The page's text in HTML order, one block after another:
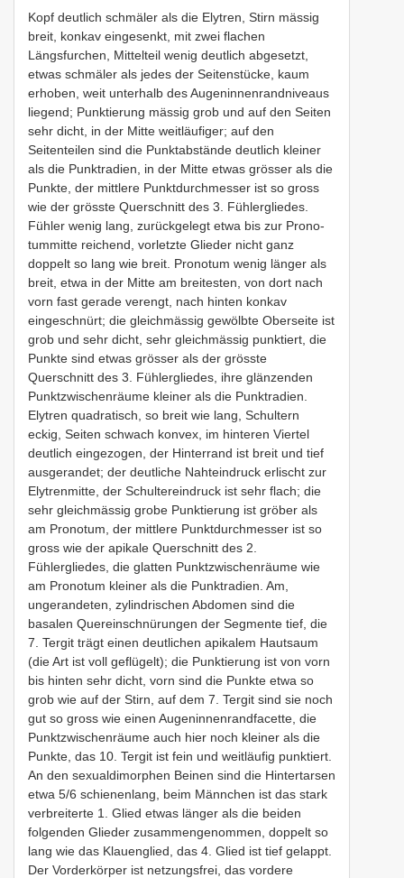
Kopf deutlich schmäler als die Elytren, Stirn mässig
breit, konkav eingesenkt, mit zwei flachen
Längsfurchen, Mittelteil wenig deutlich abgesetzt,
etwas schmäler als jedes der Seitenstücke, kaum
erhoben, weit unterhalb des Augeninnenrandniveaus
liegend; Punktierung mässig grob und auf den Seiten
sehr dicht, in der Mitte weitläufiger; auf den
Seitenteilen sind die Punktabstände deutlich kleiner
als die Punktradien, in der Mitte etwas grösser als die
Punkte, der mittlere Punktdurchmesser ist so gross
wie der grösste Querschnitt des 3. Fühlergliedes.
Fühler wenig lang, zurückgelegt etwa bis zur Prono-
tummitte reichend, vorletzte Glieder nicht ganz
doppelt so lang wie breit. Pronotum wenig länger als
breit, etwa in der Mitte am breitesten, von dort nach
vorn fast gerade verengt, nach hinten konkav
eingeschnürt; die gleichmässig gewölbte Oberseite ist
grob und sehr dicht, sehr gleichmässig punktiert, die
Punkte sind etwas grösser als der grösste
Querschnitt des 3. Fühlergliedes, ihre glänzenden
Punktzwischenräume kleiner als die Punktradien.
Elytren quadratisch, so breit wie lang, Schultern
eckig, Seiten schwach konvex, im hinteren Viertel
deutlich eingezogen, der Hinterrand ist breit und tief
ausgerandet; der deutliche Nahteindruck erlischt zur
Elytrenmitte, der Schultereindruck ist sehr flach; die
sehr gleichmässig grobe Punktierung ist gröber als
am Pronotum, der mittlere Punktdurchmesser ist so
gross wie der apikale Querschnitt des 2.
Fühlergliedes, die glatten Punktzwischenräume wie
am Pronotum kleiner als die Punktradien. Am,
ungerandeten, zylindrischen Abdomen sind die
basalen Quereinschnürungen der Segmente tief, die
7. Tergit trägt einen deutlichen apikalem Hautsaum
(die Art ist voll geflügelt); die Punktierung ist von vorn
bis hinten sehr dicht, vorn sind die Punkte etwa so
grob wie auf der Stirn, auf dem 7. Tergit sind sie noch
gut so gross wie einen Augeninnenrandfacette, die
Punktzwischenräume auch hier noch kleiner als die
Punkte, das 10. Tergit ist fein und weitläufig punktiert.
An den sexualdimorphen Beinen sind die Hintertarsen
etwa 5/6 schienenlang, beim Männchen ist das stark
verbreiterte 1. Glied etwas länger als die beiden
folgenden Glieder zusammengenommen, doppelt so
lang wie das Klauenglied, das 4. Glied ist tief gelappt.
Der Vorderkörper ist netzungsfrei, das vordere